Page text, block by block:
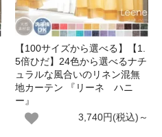
【100サイズから選べる】【1.
5倍ひだ】24色から選べるナチ
ュラルな風合いのリネン混無
地カーテン 『リーネ ハニ
ー』
3,740円(税込)～